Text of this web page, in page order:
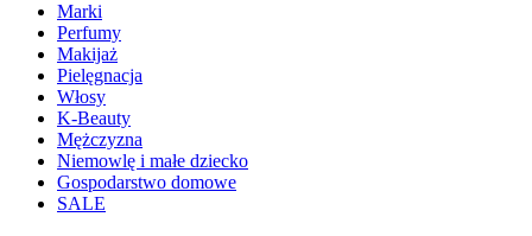
Marki
Perfumy
Makijaż
Pielęgnacja
Włosy
K-Beauty
Mężczyzna
Niemowlę i małe dziecko
Gospodarstwo domowe
SALE